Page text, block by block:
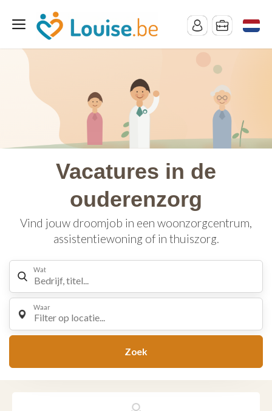
Vacatures in de
ouderenzorg
Vind jouw droomjob in een woonzorgcentrum,
assistentiewoning of in thuiszorg.
Wat
Waar
Filter op locatie...
Zoek